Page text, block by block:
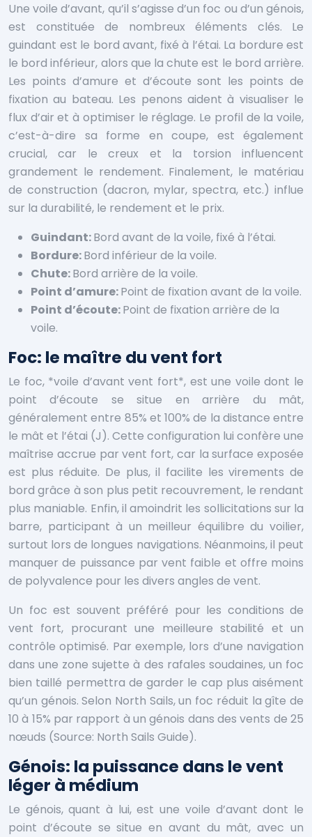
Une voile d’avant, qu’il s’agisse d’un foc ou d’un génois,
est constituée de nombreux éléments clés. Le
guindant est le bord avant, fixé à l’étai. La bordure est
le bord inférieur, alors que la chute est le bord arrière.
Les points d’amure et d’écoute sont les points de
fixation au bateau. Les penons aident à visualiser le
flux d’air et à optimiser le réglage. Le profil de la voile,
c’est-à-dire sa forme en coupe, est également
crucial, car le creux et la torsion influencent
grandement le rendement. Finalement, le matériau
de construction (dacron, mylar, spectra, etc.) influe
sur la durabilité, le rendement et le prix.
Guindant:Bord avant de la voile, fixé à l’étai.
Bordure:Bord inférieur de la voile.
Chute:Bord arrière de la voile.
Point d’amure:Point de fixation avant de la voile.
Point d’écoute:Point de fixation arrière de la
voile.
Foc: le maître du vent fort
Le foc, *voile d’avant vent fort*, est une voile dont le
point d’écoute se situe en arrière du mât,
généralement entre 85% et 100% de la distance entre
le mât et l’étai (J). Cette configuration lui confère une
maîtrise accrue par vent fort, car la surface exposée
est plus réduite. De plus, il facilite les virements de
bord grâce à son plus petit recouvrement, le rendant
plus maniable. Enfin, il amoindrit les sollicitations sur la
barre, participant à un meilleur équilibre du voilier,
surtout lors de longues navigations. Néanmoins, il peut
manquer de puissance par vent faible et offre moins
de polyvalence pour les divers angles de vent.
Un foc est souvent préféré pour les conditions de
vent fort, procurant une meilleure stabilité et un
contrôle optimisé. Par exemple, lors d’une navigation
dans une zone sujette à des rafales soudaines, un foc
bien taillé permettra de garder le cap plus aisément
qu’un génois. Selon North Sails, un foc réduit la gîte de
10 à 15% par rapport à un génois dans des vents de 25
nœuds (Source: North Sails Guide).
Génois: la puissance dans le vent
léger à médium
Le génois, quant à lui, est une voile d’avant dont le
point d’écoute se situe en avant du mât, avec un